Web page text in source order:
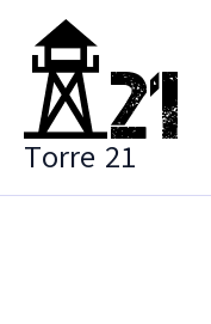
contenuto
Torre 21